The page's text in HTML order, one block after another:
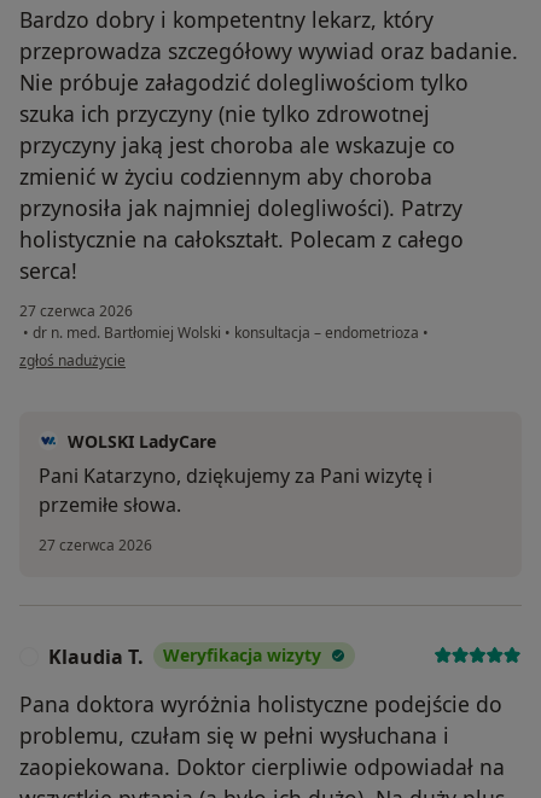
Bardzo dobry i kompetentny lekarz, który
przeprowadza szczegółowy wywiad oraz badanie.
Nie próbuje załagodzić dolegliwościom tylko
szuka ich przyczyny (nie tylko zdrowotnej
przyczyny jaką jest choroba ale wskazuje co
zmienić w życiu codziennym aby choroba
przynosiła jak najmniej dolegliwości). Patrzy
holistycznie na całokształt. Polecam z całego
serca!
27 czerwca 2026
• dr n. med. Bartłomiej Wolski • konsultacja – endometrioza •
w opinii użytkownika Katarzyna
zgłoś nadużycie
WOLSKI LadyCare
Pani Katarzyno, dziękujemy za Pani wizytę i
przemiłe słowa.
27 czerwca 2026
Klaudia T. Weryfikacja wizyty
Pana doktora wyróżnia holistyczne podejście do
problemu, czułam się w pełni wysłuchana i
zaopiekowana. Doktor cierpliwie odpowiadał na